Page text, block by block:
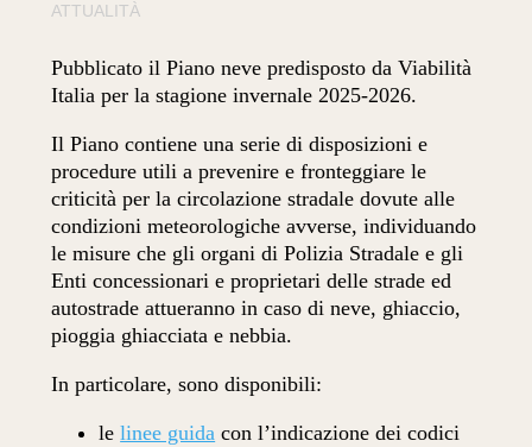
ATTUALITÀ
Pubblicato il Piano neve predisposto da Viabilità
Italia per la stagione invernale 2025-2026.
Il Piano contiene una serie di disposizioni e
procedure utili a prevenire e fronteggiare le
criticità per la circolazione stradale dovute alle
condizioni meteorologiche avverse, individuando
le misure che gli organi di Polizia Stradale e gli
Enti concessionari e proprietari delle strade ed
autostrade attueranno in caso di neve, ghiaccio,
pioggia ghiacciata e nebbia.
In particolare, sono disponibili:
lelinee guida con l’indicazione dei codici